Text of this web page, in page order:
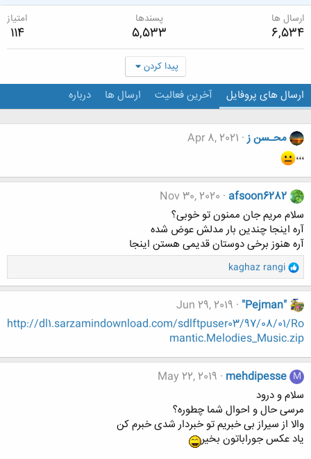
ارسال ها
6,534
پسندها
5,533
امتیاز
114
پیدا کردن
ارسال های پروفایل آخرین فعالیت ارسال ها درباره
محـسن ز Apr 8, 2021
،،،
afsoon6282
Nov 30, 2020
سلام مریم جان ممنون تو خوبی؟
آره اینجا چندین بار مدلش عوض شده
آره هنوز برخی دوستان قدیمی هستن اینجا
و
ا
ک
ن
ش
ه
ا
kaghaz rangi
"Pejman"
Jun 29, 2019
http://dl1.sarzamindownload.com/sdlftpuser03/97/08/01/Ro
mantic.Melodies_Music.zip
M
mehdipesse
May 22, 2019
سلام و درود
مرسی حال و احوال شما چطوره؟
والا از سیراز بی خبریم تو خبردار شدی خبرم کن
یاد عکس جوراباتون بخیر